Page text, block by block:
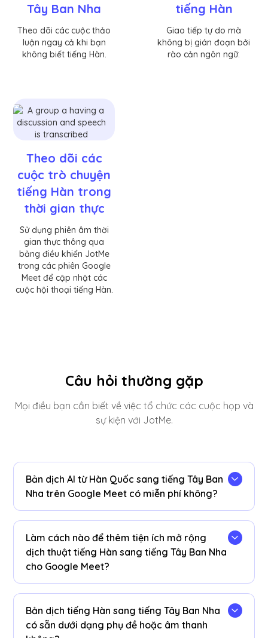
Tây Ban Nha
Theo dõi các cuộc thảo
luận ngay cả khi bạn
không biết tiếng Hàn.
tiếng Hàn
Giao tiếp tự do mà
không bị gián đoạn bởi
rào cản ngôn ngữ.
Theo dõi các
cuộc trò chuyện
tiếng Hàn trong
thời gian thực
Sử dụng phiên âm thời
gian thực thông qua
bảng điều khiển JotMe
trong các phiên Google
Meet để cập nhật các
cuộc hội thoại tiếng Hàn.
Câu hỏi thường gặp
Mọi điều bạn cần biết về việc tổ chức các cuộc họp và
sự kiện với JotMe.
Bản dịch AI từ Hàn Quốc sang tiếng Tây Ban
Nha trên Google Meet có miễn phí không?
thêm phút dịch nếu cần.
Làm cách nào để thêm tiện ích mở rộng
dịch thuật tiếng Hàn sang tiếng Tây Ban Nha
cho Google Meet?
chọn ngôn ngữ của bạn và nhận bản dịch AI
tiếng Hàn sang tiếng Tây Ban Nha theo thời gian
thực ngay lập tức trên Google Meet.
Bản dịch tiếng Hàn sang tiếng Tây Ban Nha
có sẵn dưới dạng phụ đề hoặc âm thanh